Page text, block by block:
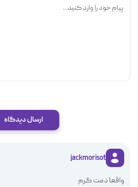
ارسال دیدگاه
jackmorisot
واقعا دمت گرم